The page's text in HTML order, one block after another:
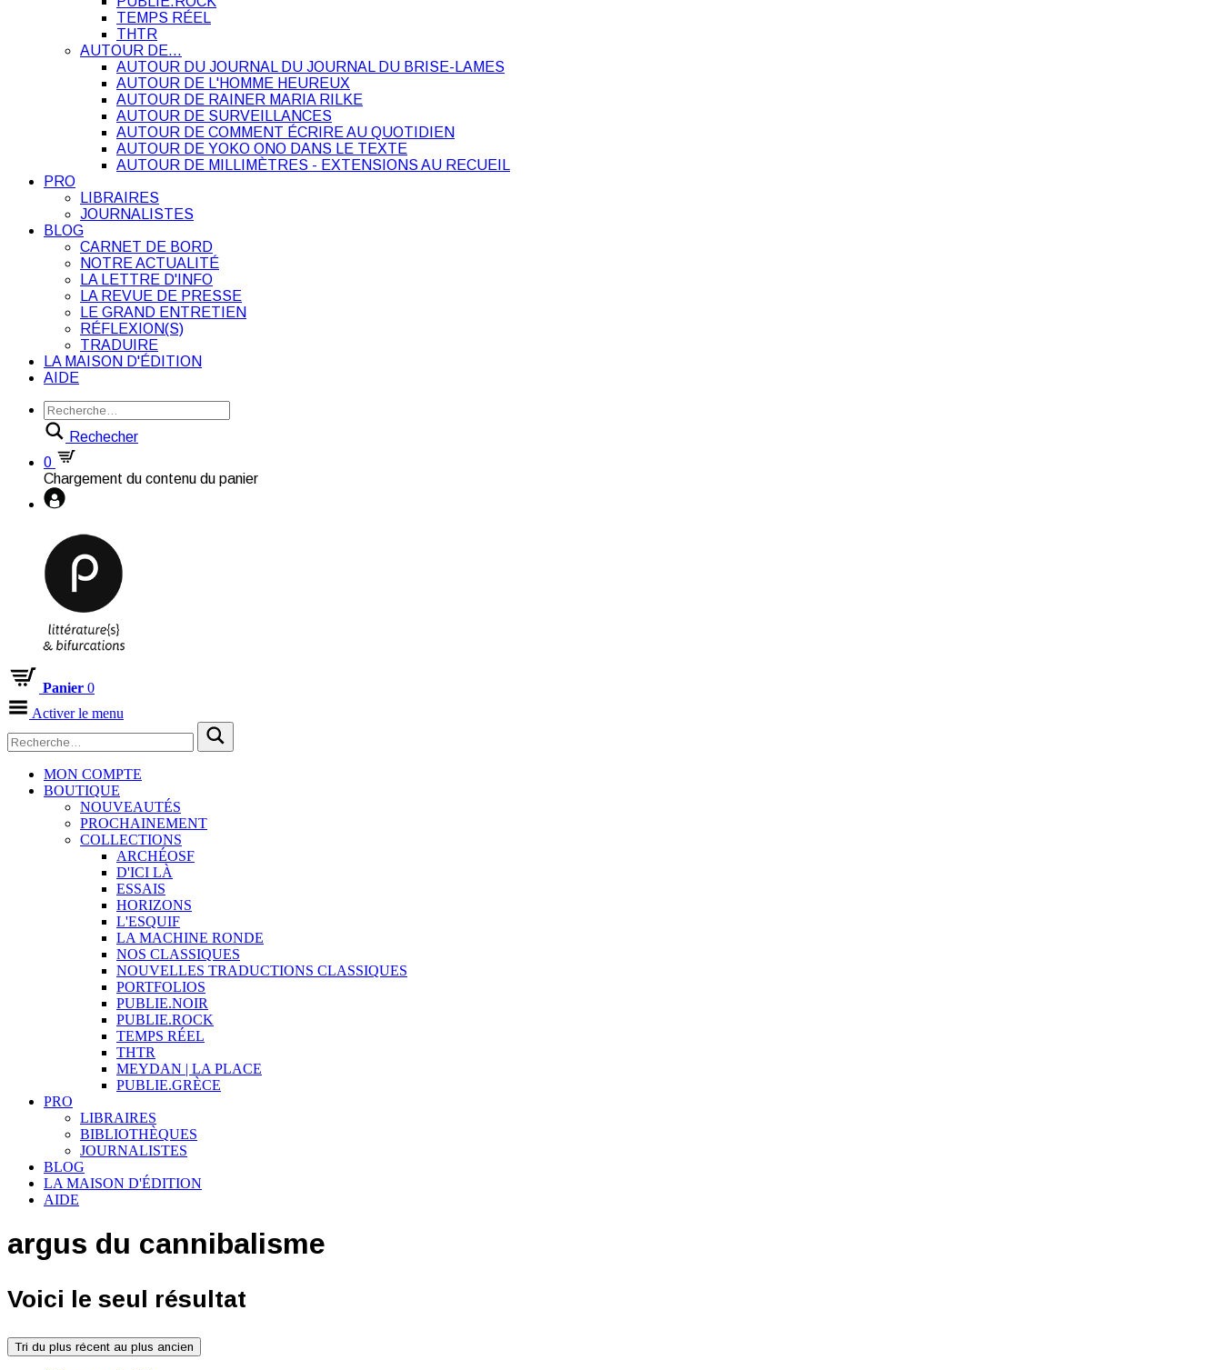
TEMPS RÉEL
THTR
AUTOUR DE…
AUTOUR DU JOURNAL DU JOURNAL DU BRISE-LAMES
AUTOUR DE L'HOMME HEUREUX
AUTOUR DE RAINER MARIA RILKE
AUTOUR DE SURVEILLANCES
AUTOUR DE COMMENT ÉCRIRE AU QUOTIDIEN
AUTOUR DE YOKO ONO DANS LE TEXTE
AUTOUR DE MILLIMÈTRES - EXTENSIONS AU RECUEIL
PRO
LIBRAIRES
JOURNALISTES
BLOG
CARNET DE BORD
NOTRE ACTUALITÉ
LA LETTRE D'INFO
LA REVUE DE PRESSE
LE GRAND ENTRETIEN
RÉFLEXION(S)
TRADUIRE
LA MAISON D'ÉDITION
AIDE
Rechecher
0
Chargement du contenu du panier
Panier 0
Activer le menu
MON COMPTE
BOUTIQUE
NOUVEAUTÉS
PROCHAINEMENT
COLLECTIONS
ARCHÉOSF
D'ICI LÀ
ESSAIS
HORIZONS
L'ESQUIF
LA MACHINE RONDE
NOS CLASSIQUES
NOUVELLES TRADUCTIONS CLASSIQUES
PORTFOLIOS
PUBLIE.NOIR
PUBLIE.ROCK
TEMPS RÉEL
THTR
MEYDAN | LA PLACE
PUBLIE.GRÈCE
PRO
LIBRAIRES
BIBLIOTHÈQUES
JOURNALISTES
BLOG
LA MAISON D'ÉDITION
AIDE
argus du cannibalisme
Voici le seul résultat
Tri du plus récent au plus ancien